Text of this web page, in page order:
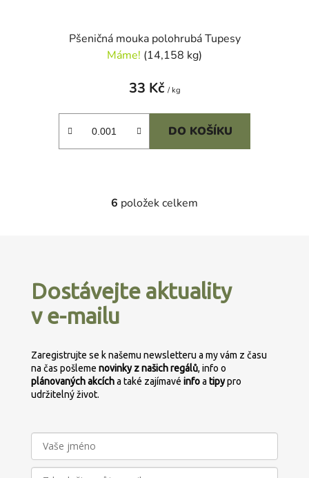
Pšeničná mouka polohrubá Tupesy
Máme! (14,158 kg)
33 Kč / kg
DO KOŠÍKU
O
a
c
v
k
y
p
s
6 položek celkem
Dostávejte aktuality
v e-mailu
Zaregistrujte se k našemu newsletteru a my vám z času
na čas pošleme novinky z našich regálů, info o
plánovanýchakcícha také zajímavé infoa tipypro
udržitelný život.